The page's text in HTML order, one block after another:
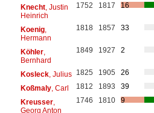
Knecht, Justin
Heinrich
1752 1817 16
Koenig,
Hermann
1818 1857 33
Köhler,
Bernhard
1849 1927 2
Kosleck, Julius 1825 1905
26
Koßmaly, Carl 1812 1893
39
Kreusser,
Georg Anton
1746 1810 9